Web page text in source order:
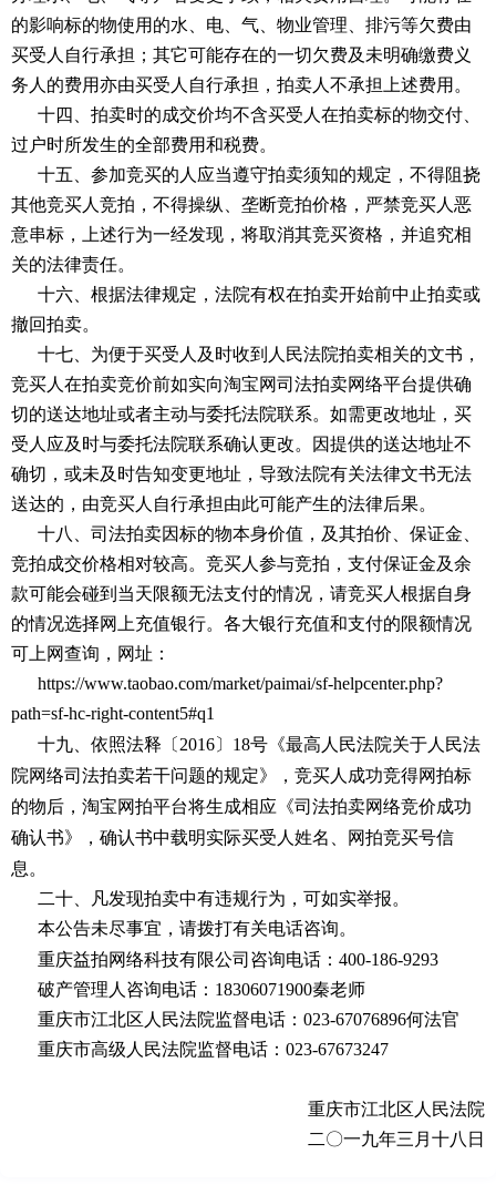
的影响标的物使用的水、电、气、物业管理、排污等欠费由
买受人自行承担；其它可能存在的一切欠费及未明确缴费义
务人的费用亦由买受人自行承担，拍卖人不承担上述费用。
十四、拍卖时的成交价均不含买受人在拍卖标的物交付、
过户时所发生的全部费用和税费。
十五、参加竞买的人应当遵守拍卖须知的规定，不得阻挠
其他竞买人竞拍，不得操纵、垄断竞拍价格，严禁竞买人恶
意串标，上述行为一经发现，将取消其竞买资格，并追究相
关的法律责任。
十六、根据法律规定，法院有权在拍卖开始前中止拍卖或
撤回拍卖。
十七、为便于买受人及时收到人民法院拍卖相关的文书，
竞买人在拍卖竞价前如实向淘宝网司法拍卖网络平台提供确
切的送达地址或者主动与委托法院联系。如需更改地址，买
受人应及时与委托法院联系确认更改。因提供的送达地址不
确切，或未及时告知变更地址，导致法院有关法律文书无法
送达的，由竞买人自行承担由此可能产生的法律后果。
十八、司法拍卖因标的物本身价值，及其拍价、保证金、
竞拍成交价格相对较高。竞买人参与竞拍，支付保证金及余
款可能会碰到当天限额无法支付的情况，请竞买人根据自身
的情况选择网上充值银行。各大银行充值和支付的限额情况
可上网查询，网址：
https://www.taobao.com/market/paimai/sf-helpcenter.php?
path=sf-hc-right-content5#q1
十九、依照法释〔2016〕18号《最高人民法院关于人民法
院网络司法拍卖若干问题的规定》，竞买人成功竞得网拍标
的物后，淘宝网拍平台将生成相应《司法拍卖网络竞价成功
确认书》，确认书中载明实际买受人姓名、网拍竞买号信
息。
二十、凡发现拍卖中有违规行为，可如实举报。
本公告未尽事宜，请拨打有关电话咨询。
重庆益拍网络科技有限公司咨询电话： 400-186-9293
破产管理人咨询电话： 18306071900秦老师
重庆市江北区人民法院监督电话： 023-67076896何法官
重庆市高级人民法院监督电话 ： 023-67673247
重庆市江北区人民法院
二〇一九年三月 十八 日